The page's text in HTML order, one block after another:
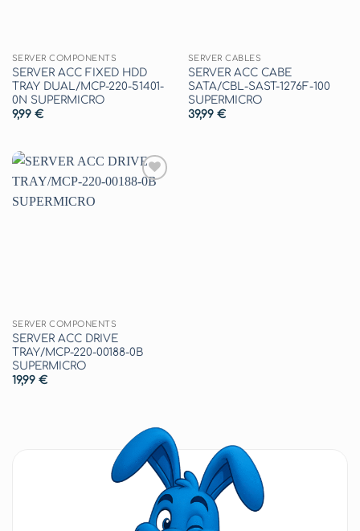
SERVER COMPONENTS
SERVER ACC FIXED HDD
TRAY DUAL/MCP-220-51401-
0N SUPERMICRO
9,99 €
SERVER CABLES
SERVER ACC CABE
SATA/CBL-SAST-1276F-100
SUPERMICRO
39,99 €
SERVER COMPONENTS
SERVER ACC DRIVE
TRAY/MCP-220-00188-0B
SUPERMICRO
19,99 €